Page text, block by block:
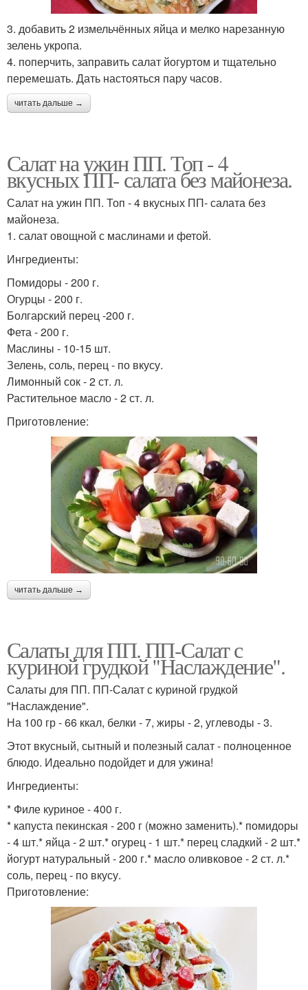
3. добавить 2 измельчённых яйца и мелко нарезанную
зелень укропа.
4. поперчить, заправить салат йогуртом и тщательно
перемешать. Дать настояться пару часов.
читать дальше →
Салат на ужин ПП. Топ - 4
вкусных ПП- салата без майонеза.
Салат на ужин ПП. Топ - 4 вкусных ПП- салата без
майонеза.
1. салат овощной с маслинами и фетой.
Ингредиенты:
Помидоры - 200 г.
Огурцы - 200 г.
Болгарский перец -200 г.
Фета - 200 г.
Маслины - 10-15 шт.
Зелень, соль, перец - по вкусу.
Лимонный сок - 2 ст. л.
Растительное масло - 2 ст. л.
Приготовление:
читать дальше →
Салаты для ПП. ПП-Салат с
куриной грудкой "Наслаждение".
Салаты для ПП. ПП-Салат с куриной грудкой
"Наслаждение".
На 100 гр - 66 ккал, белки - 7, жиры - 2, углеводы - 3.
Этот вкусный, сытный и полезный салат - полноценное
блюдо. Идеально подойдет и для ужина!
Ингредиенты:
* Филе куриное - 400 г.
* капуста пекинская - 200 г (можно заменить).* помидоры
- 4 шт.* яйца - 2 шт.* огурец - 1 шт.* перец сладкий - 2 шт.*
йогурт натуральный - 200 г.* масло оливковое - 2 ст. л.*
соль, перец - по вкусу.
Приготовление: